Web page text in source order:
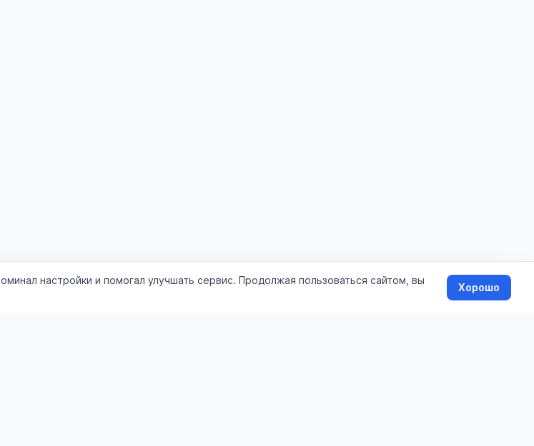
настройки и помогал улучшать сервис. Продолжая пользоваться сайтом, вы
Хорошо